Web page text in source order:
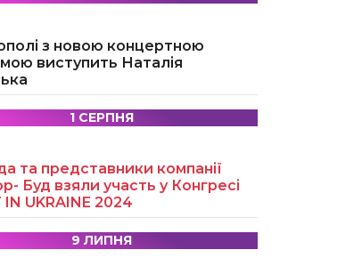
з новою концертною
виступить Наталія
1 СЕРПНЯ
та представники компанії
Буд взяли участь у Конгресі
IN UKRAINE 2024
9 ЛИПНЯ